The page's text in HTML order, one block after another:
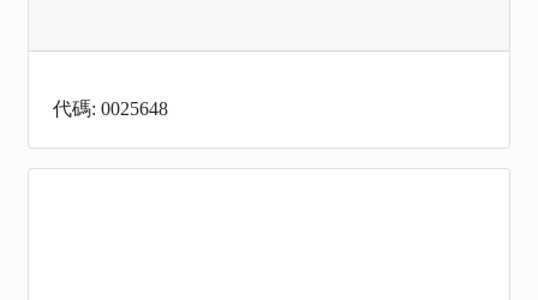
代碼: 0025648